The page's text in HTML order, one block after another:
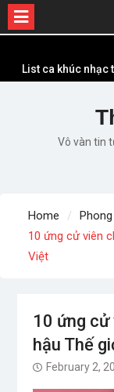
content
List ca khúc nhạc
Em ơi lên phố
Những ca khúc
Lời bài hát Chúng
TP –
Vô vàn tin
Home
10 ứng cử viên
Việt
10 ứng cử
hậu Thế
February 2,